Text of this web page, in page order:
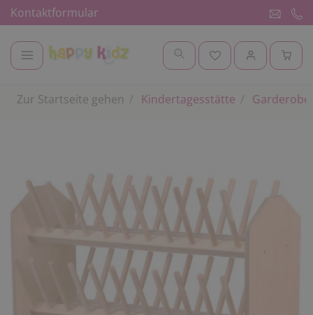
Kontaktformular
Zur Startseite gehen Kindertagesstätte Garderobe